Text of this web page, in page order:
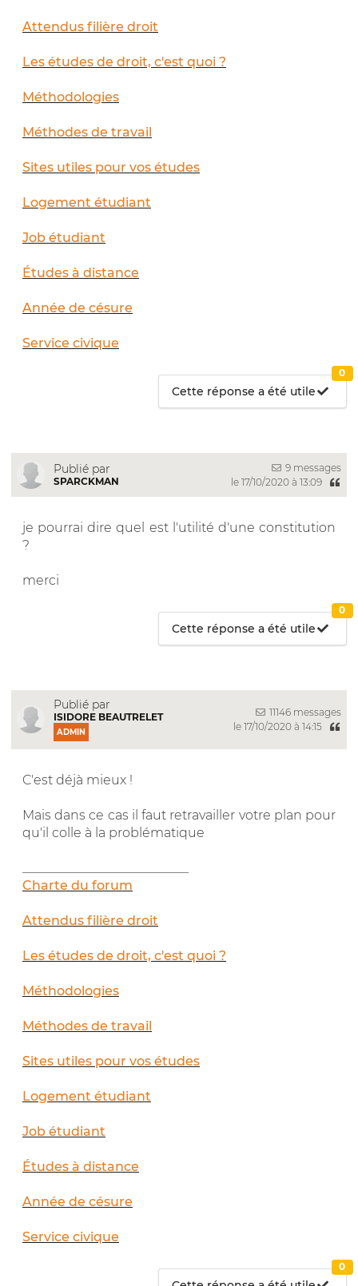
Attendus filière droit
Les études de droit, c'est quoi ?
Méthodologies
Méthodes de travail
Sites utiles pour vos études
Logement étudiant
Job étudiant
Études à distance
Année de césure
Service civique
Cette réponse a été utile
0
Publié par
SPARCKMAN
9 messages
le 17/10/2020 à 13:09
je pourrai dire quel est l'utilité d'une constitution
?
merci
Cette réponse a été utile
0
Publié par
ISIDORE BEAUTRELET
ADMIN
11146 messages
le 17/10/2020 à 14:15
C'est déjà mieux !
Mais dans ce cas il faut retravailler votre plan pour
qu'il colle à la problématique
Charte du forum
Attendus filière droit
Les études de droit, c'est quoi ?
Méthodologies
Méthodes de travail
Sites utiles pour vos études
Logement étudiant
Job étudiant
Études à distance
Année de césure
Service civique
0